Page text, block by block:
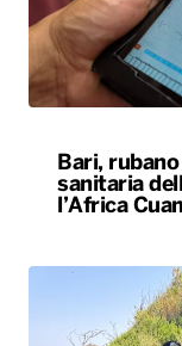
Bari,
sanitaria
l’Africa